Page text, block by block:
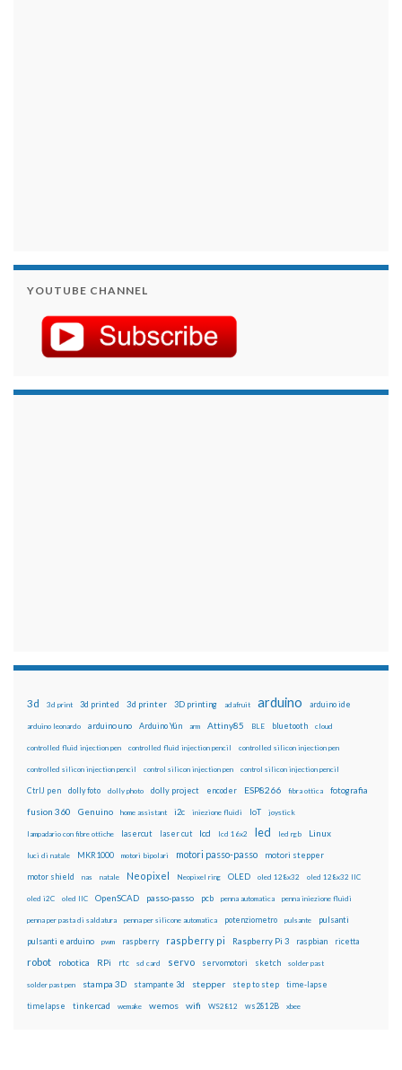
YOUTUBE CHANNEL
3d 3d print 3d printed 3d printer 3D printing adafruit arduino arduino ide
arduino leonardo arduino uno Arduino Yún arm Attiny85 BLE bluetooth cloud
controlled fluid injection pen controlled fluid injection pencil controlled silicon injection pen
controlled silicon injection pencil control silicon injection pen control silicon injection pencil
CtrlJ pen dolly foto dolly photo dolly project encoder ESP8266 fibra ottica fotografia
fusion 360 Genuino home assistant i2c iniezione fluidi IoT joystick
lampadario con fibre ottiche lasercut laser cut lcd lcd 16x2 led led rgb Linux
luci di natale MKR1000 motori bipolari motori passo-passo motori stepper
motor shield nas natale Neopixel Neopixel ring OLED oled 128x32 oled 128x32 IIC
oled i2C oled IIC OpenSCAD passo-passo pcb penna automatica penna iniezione fluidi
penna per pasta di saldatura penna per silicone automatica potenziometro pulsante pulsanti
pulsanti e arduino pwm raspberry raspberry pi Raspberry Pi 3 raspbian ricetta
robot robotica RPi rtc sd card servo servomotori sketch solder past
solder past pen stampa 3D stampante 3d stepper step to step time-lapse
timelapse tinkercad wemake wemos wifi WS2812 ws2812B xbee